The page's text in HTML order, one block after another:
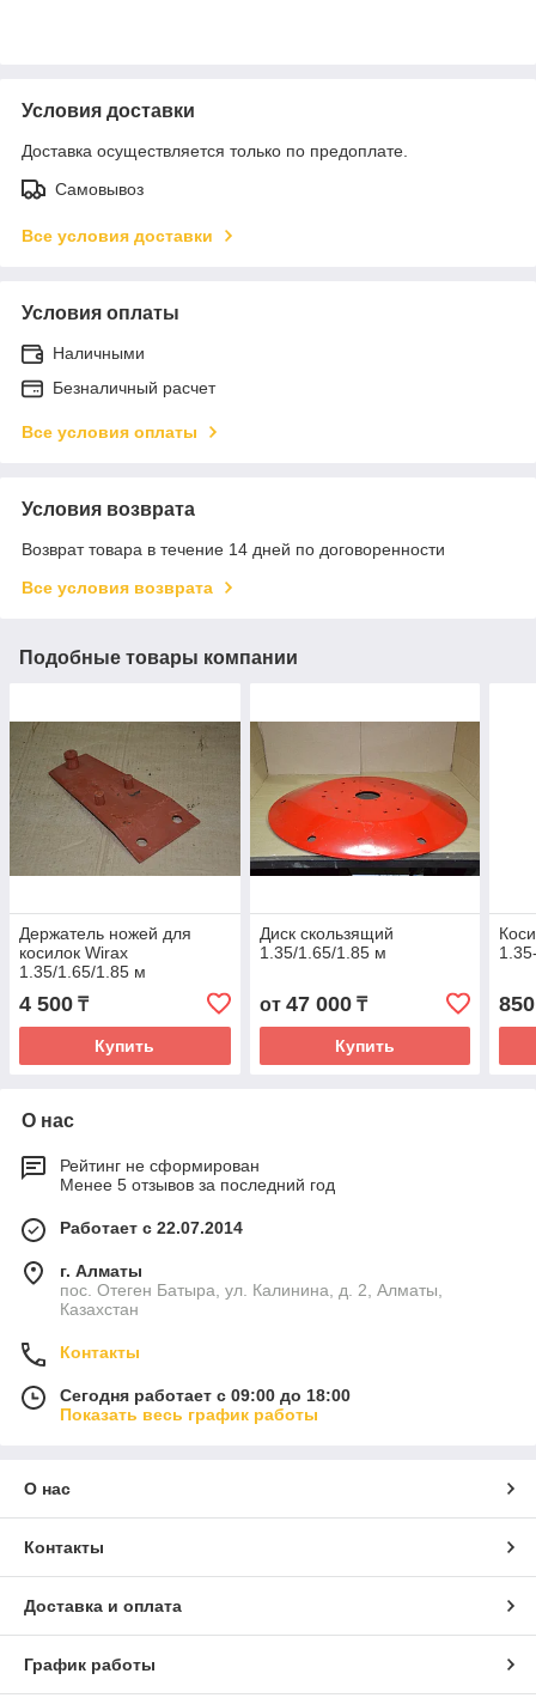
Условия доставки
Доставка осуществляется только по предоплате.
Самовывоз
Все условия доставки
Условия оплаты
Наличными
Безналичный расчет
Все условия оплаты
Условия возврата
Возврат товара в течение 14 дней по договоренности
Все условия возврата
Подобные товары компании
Держатель ножей для
косилок Wirax
1.35/1.65/1.85 м
4 500 ₸
Купить
Диск скользящий
1.35/1.65/1.85 м
от 47 000₸
Купить
О нас
Рейтинг не сформирован
Менее 5 отзывов за последний год
Работает с 22.07.2014
г. Алматы
пос. Отеген Батыра, ул. Калинина, д. 2, Алматы,
Казахстан
Контакты
Сегодня работает с 09:00 до 18:00
Показать весь график работы
О нас
Контакты
Доставка и оплата
График работы